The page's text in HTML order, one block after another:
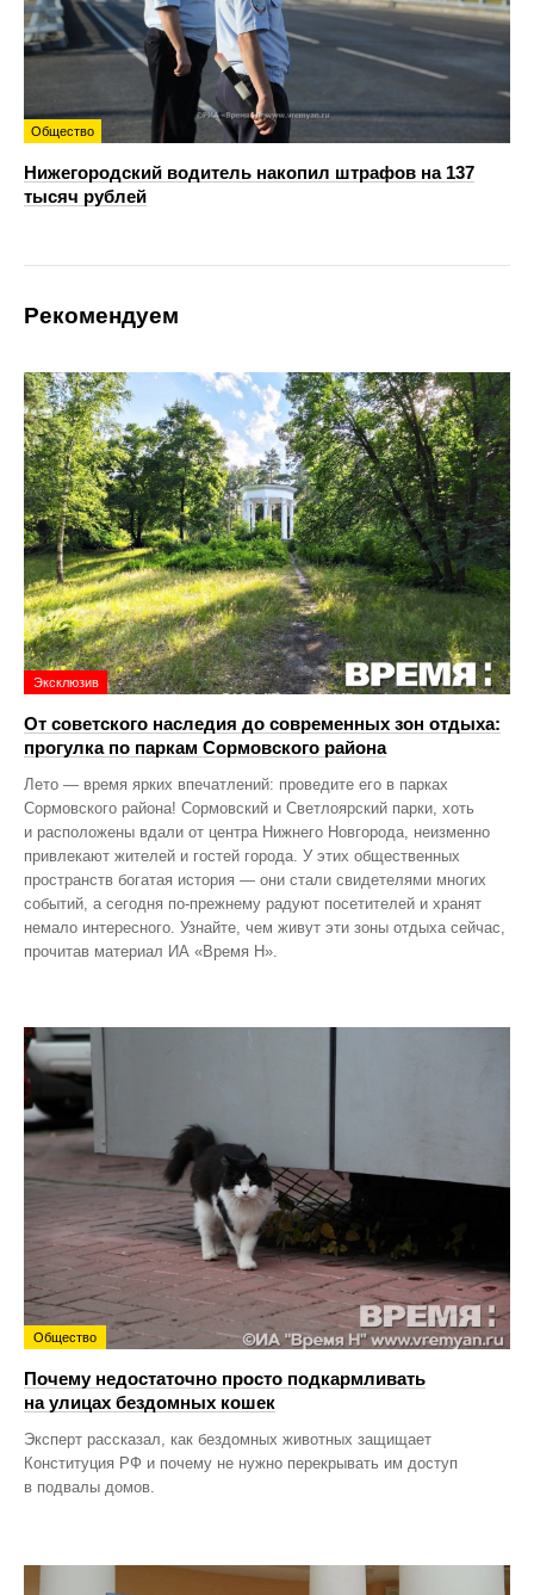
Общество
Нижегородский водитель накопил штрафов на 137
тысяч рублей
Рекомендуем
Эксклюзив
От советского наследия до современных зон отдыха:
прогулка по паркам Сормовского района
Лето — время ярких впечатлений: проведите его в парках
Сормовского района! Сормовский и Светлоярский парки, хоть
и расположены вдали от центра Нижнего Новгорода, неизменно
привлекают жителей и гостей города. У этих общественных
пространств богатая история — они стали свидетелями многих
событий, а сегодня по‑прежнему радуют посетителей и хранят
немало интересного. Узнайте, чем живут эти зоны отдыха сейчас,
прочитав материал ИА «Время Н».
Общество
Почему недостаточно просто подкармливать
на улицах бездомных кошек
Эксперт рассказал, как бездомных животных защищает
Конституция РФ и почему не нужно перекрывать им доступ
в подвалы домов.